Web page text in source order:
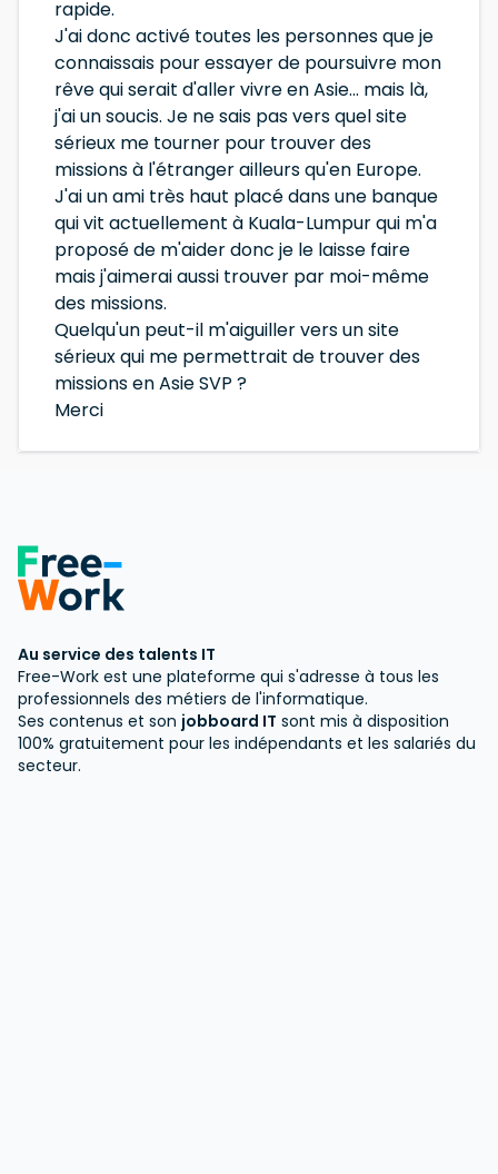
rapide.
J'ai donc activé toutes les personnes que je
connaissais pour essayer de poursuivre mon
rêve qui serait d'aller vivre en Asie... mais là,
j'ai un soucis. Je ne sais pas vers quel site
sérieux me tourner pour trouver des
missions à l'étranger ailleurs qu'en Europe.
J'ai un ami très haut placé dans une banque
qui vit actuellement à Kuala-Lumpur qui m'a
proposé de m'aider donc je le laisse faire
mais j'aimerai aussi trouver par moi-même
des missions.
Quelqu'un peut-il m'aiguiller vers un site
sérieux qui me permettrait de trouver des
missions en Asie SVP ?
Merci
Au service des talents IT
Free-Work est une plateforme qui s'adresse à tous les
professionnels des métiers de l'informatique.
Ses contenus et son jobboard IT sont mis à disposition
100% gratuitement pour les indépendants et les salariés du
secteur.